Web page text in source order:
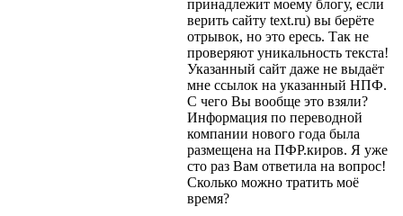
принадлежит моему блогу, если
верить сайту text.ru) вы берёте
отрывок, но это ересь. Так не
проверяют уникальность текста!
Указанный сайт даже не выдаёт
мне ссылок на указанный НПФ.
С чего Вы вообще это взяли?
Информация по переводной
компании нового года была
размещена на ПФР.киров. Я уже
сто раз Вам ответила на вопрос!
Сколько можно тратить моё
время?